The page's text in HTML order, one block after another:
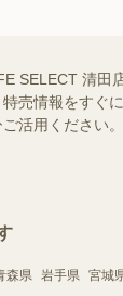
SELECT 清田
売情報をすぐ
活用ください。
森県 岩手県 宮城